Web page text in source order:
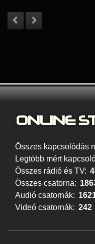
ONLINE S
Összes kapcsolódás
Legtöbb mért
Összes rádió és TV:
Összes csatorna:
Audió csatornák:
Videó csatornák: 242